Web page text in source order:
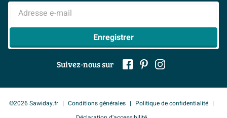
> Inspiration salle de bains
Adresse e-mail
Enregistrer
Suivez-nous sur
©2026 Sawiday.fr Conditions générales
Politique de confidentialité